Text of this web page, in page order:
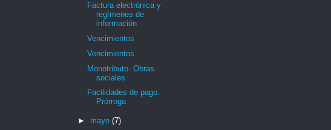
Factura electrónica y
regímenes de
información
Vencimientos
Vencimientos
Monotributo. Obras
sociales
Facilidades de pago.
Prórroga
► mayo (7)